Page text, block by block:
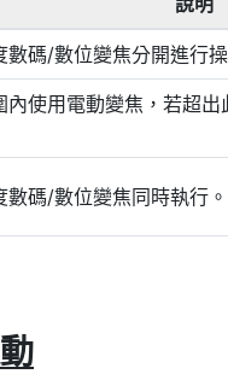
碼/數位變焦分開進行操
內使用電動變焦，若超
碼/數位變焦同時執行。